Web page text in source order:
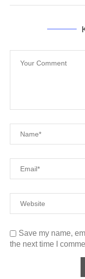
Save my name,
the next time I